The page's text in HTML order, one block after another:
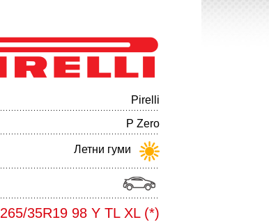
Pirelli
P Zero
Летни гуми
265/35R19 98 Y TL XL (*)